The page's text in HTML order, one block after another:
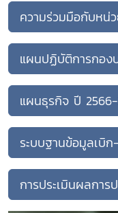
ความร่วมมือกับหน่
แผนปฏิบัติการกอง
แผนธุรกิจ ปี
ระบบฐานข้อมูลเบิ
การประเมินผลการ